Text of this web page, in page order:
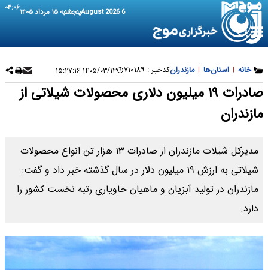
6 August 2026 پنجشنبه ۱۵ مرداد ۱۴۰۵ ۰۴:۰۶
خانه | استان‌ها | مازندرانکدخبر : ۷۱۰۱۸۹ ۱۴۰۵/۰۳/۱۳ ۱۵:۲۷:۱۶
صادرات ۱۹ میلیون دلاری محصولات شیلاتی از
مازندران
مدیرکل شیلات مازندران از صادرات ۱۳ هزار تن انواع محصولات
شیلاتی به ارزش ۱۹ میلیون دلار در سال گذشته خبر داد و گفت:
مازندران در تولید آبزیان و ماهیان خاویاری رتبه نخست کشور را
دارد.